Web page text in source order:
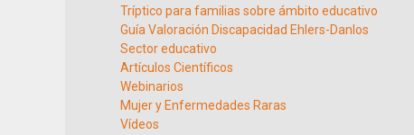
Tríptico para familias sobre ámbito educativo
Guía Valoración Discapacidad Ehlers-Danlos
Sector educativo
Artículos Científicos
Webinarios
Mujer y Enfermedades Raras
Vídeos